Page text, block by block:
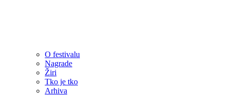
O festivalu
Nagrade
Žiri
Tko je tko
Arhiva